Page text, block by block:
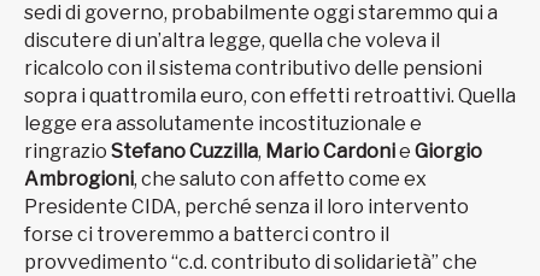
sedi di governo, probabilmente oggi staremmo qui a
discutere di un’altra legge, quella che voleva il
ricalcolo con il sistema contributivo delle pensioni
sopra i quattromila euro, con effetti retroattivi. Quella
legge era assolutamente incostituzionale e
ringrazio Stefano Cuzzilla, Mario Cardonie Giorgio
Ambrogioni, che saluto con affetto come ex
Presidente CIDA, perché senza il loro intervento
forse ci troveremmo a batterci contro il
provvedimento “c.d. contributo di solidarietà” che